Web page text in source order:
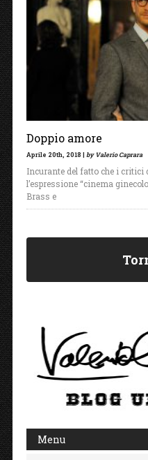
Doppio amore
Aprile 20th, 2018 | by Valerio Caprara
Incurante del fatto che i critici
l’espressione “cinema
Brass e
Menu